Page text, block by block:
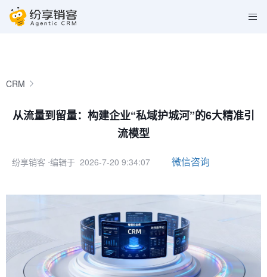
CRM
从流量到留量：构建企业“私域护城河”的6大精准引
流模型
纷享销客 ⋅编辑于 2026-7-20 9:34:07 微信咨询